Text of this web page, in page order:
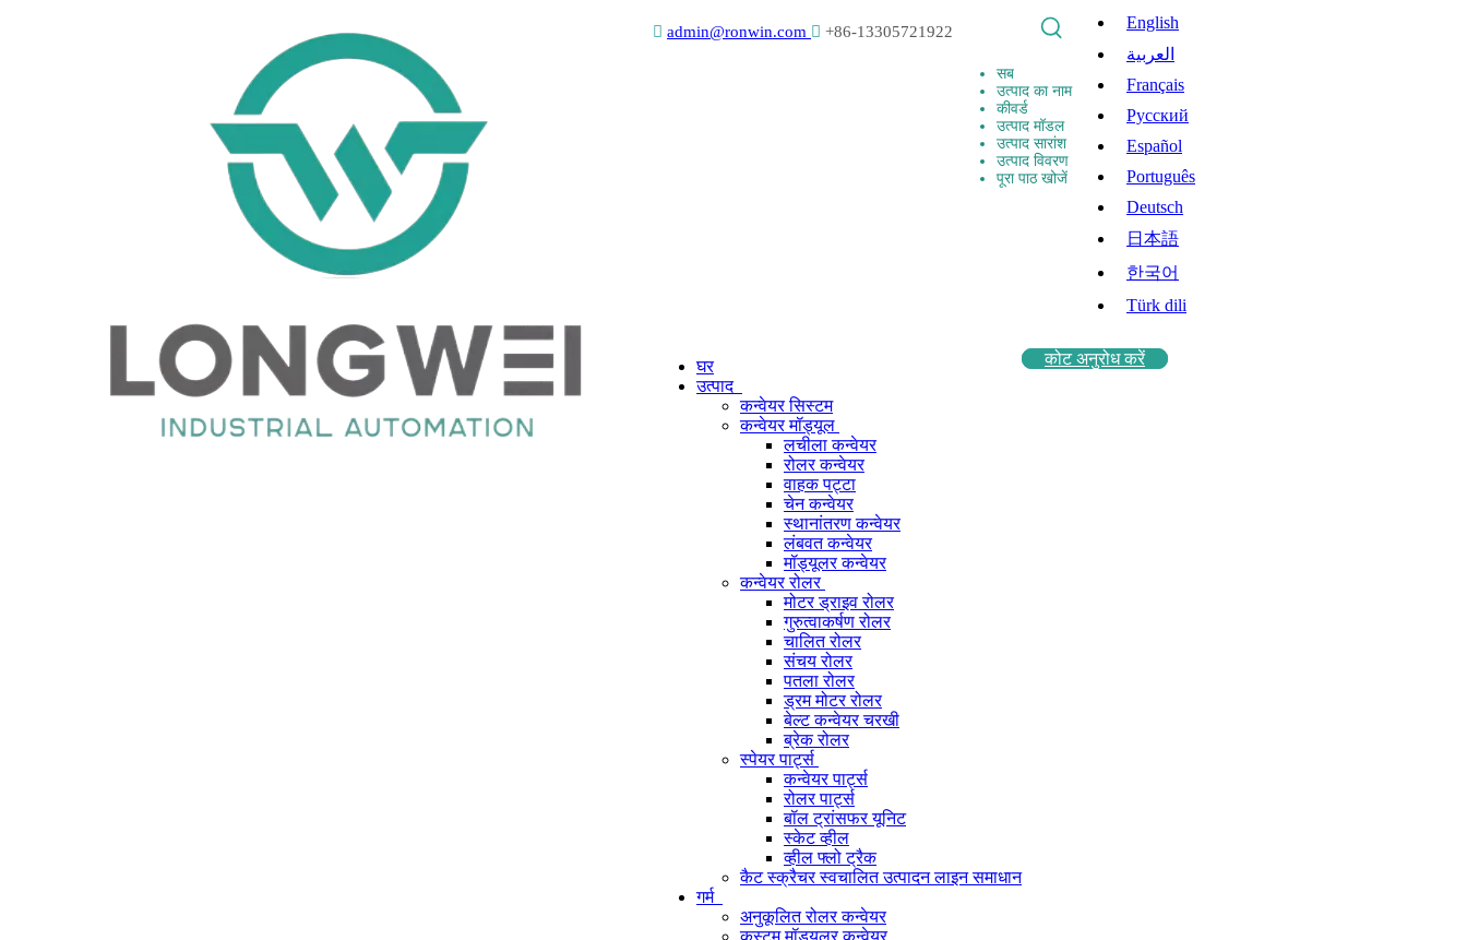
 admin@ronwin.com  +86-13305721922
सब
उत्पाद का नाम
कीवर्ड
उत्पाद मॉडल
उत्पाद सारांश
उत्पाद विवरण
पूरा पाठ खोजें
English
العربية
Français
Pусский
Español
Português
Deutsch
日本語
한국어
Türk dili
घर
उत्पाद
कन्वेयर सिस्टम
कन्वेयर मॉड्यूल
लचीला कन्वेयर
रोलर कन्वेयर
वाहक पट्टा
चेन कन्वेयर
स्थानांतरण कन्वेयर
लंबवत कन्वेयर
मॉड्यूलर कन्वेयर
कन्वेयर रोलर
मोटर ड्राइव रोलर
गुरुत्वाकर्षण रोलर
चालित रोलर
संचय रोलर
पतला रोलर
ड्रम मोटर रोलर
बेल्ट कन्वेयर चरखी
ब्रेक रोलर
स्पेयर पार्ट्स
कन्वेयर पार्ट्स
रोलर पार्ट्स
बॉल ट्रांसफर यूनिट
स्केट व्हील
व्हील फ्लो ट्रैक
कैट स्क्रैचर स्वचालित उत्पादन लाइन समाधान
गर्म
अनुकूलित रोलर कन्वेयर
कस्टम मॉड्यूलर कन्वेयर
कोट अनुरोध करें